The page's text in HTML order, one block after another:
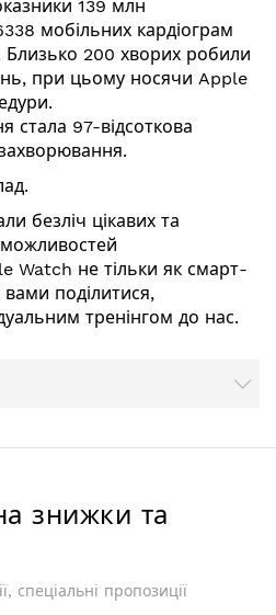
139 млн
мобільних кардіограм
Близько 200 хворих робили
при цьому носячи Apple
стала 97-відсоткова
безліч цікавих та
Watch не тільки як смарт-
поділитися,
тренінгом до нас.
знижки та
спеціальні пропозиції